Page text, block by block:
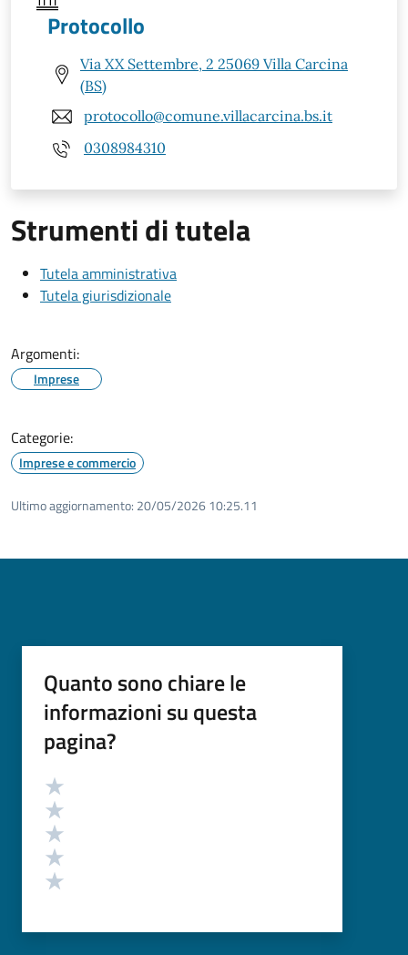
Protocollo
Via XX Settembre, 2 25069 Villa Carcina
(BS)
protocollo@comune.villacarcina.bs.it
0308984310
Strumenti di tutela
Tutela amministrativa
Tutela giurisdizionale
Argomenti:
Imprese
Categorie:
Imprese e commercio
Ultimo aggiornamento: 20/05/2026 10:25.11
Quanto sono chiare le
informazioni su questa
pagina?
Valutazione